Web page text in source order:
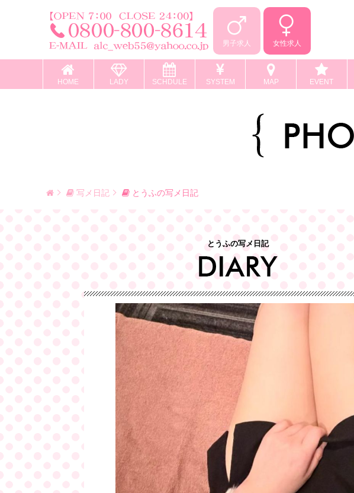
男子求人 女性求人
HOME LADY SCHDULE SYSTEM MAP EVENT
写メ日記 とうふの写メ日記
とうふの写メ日記